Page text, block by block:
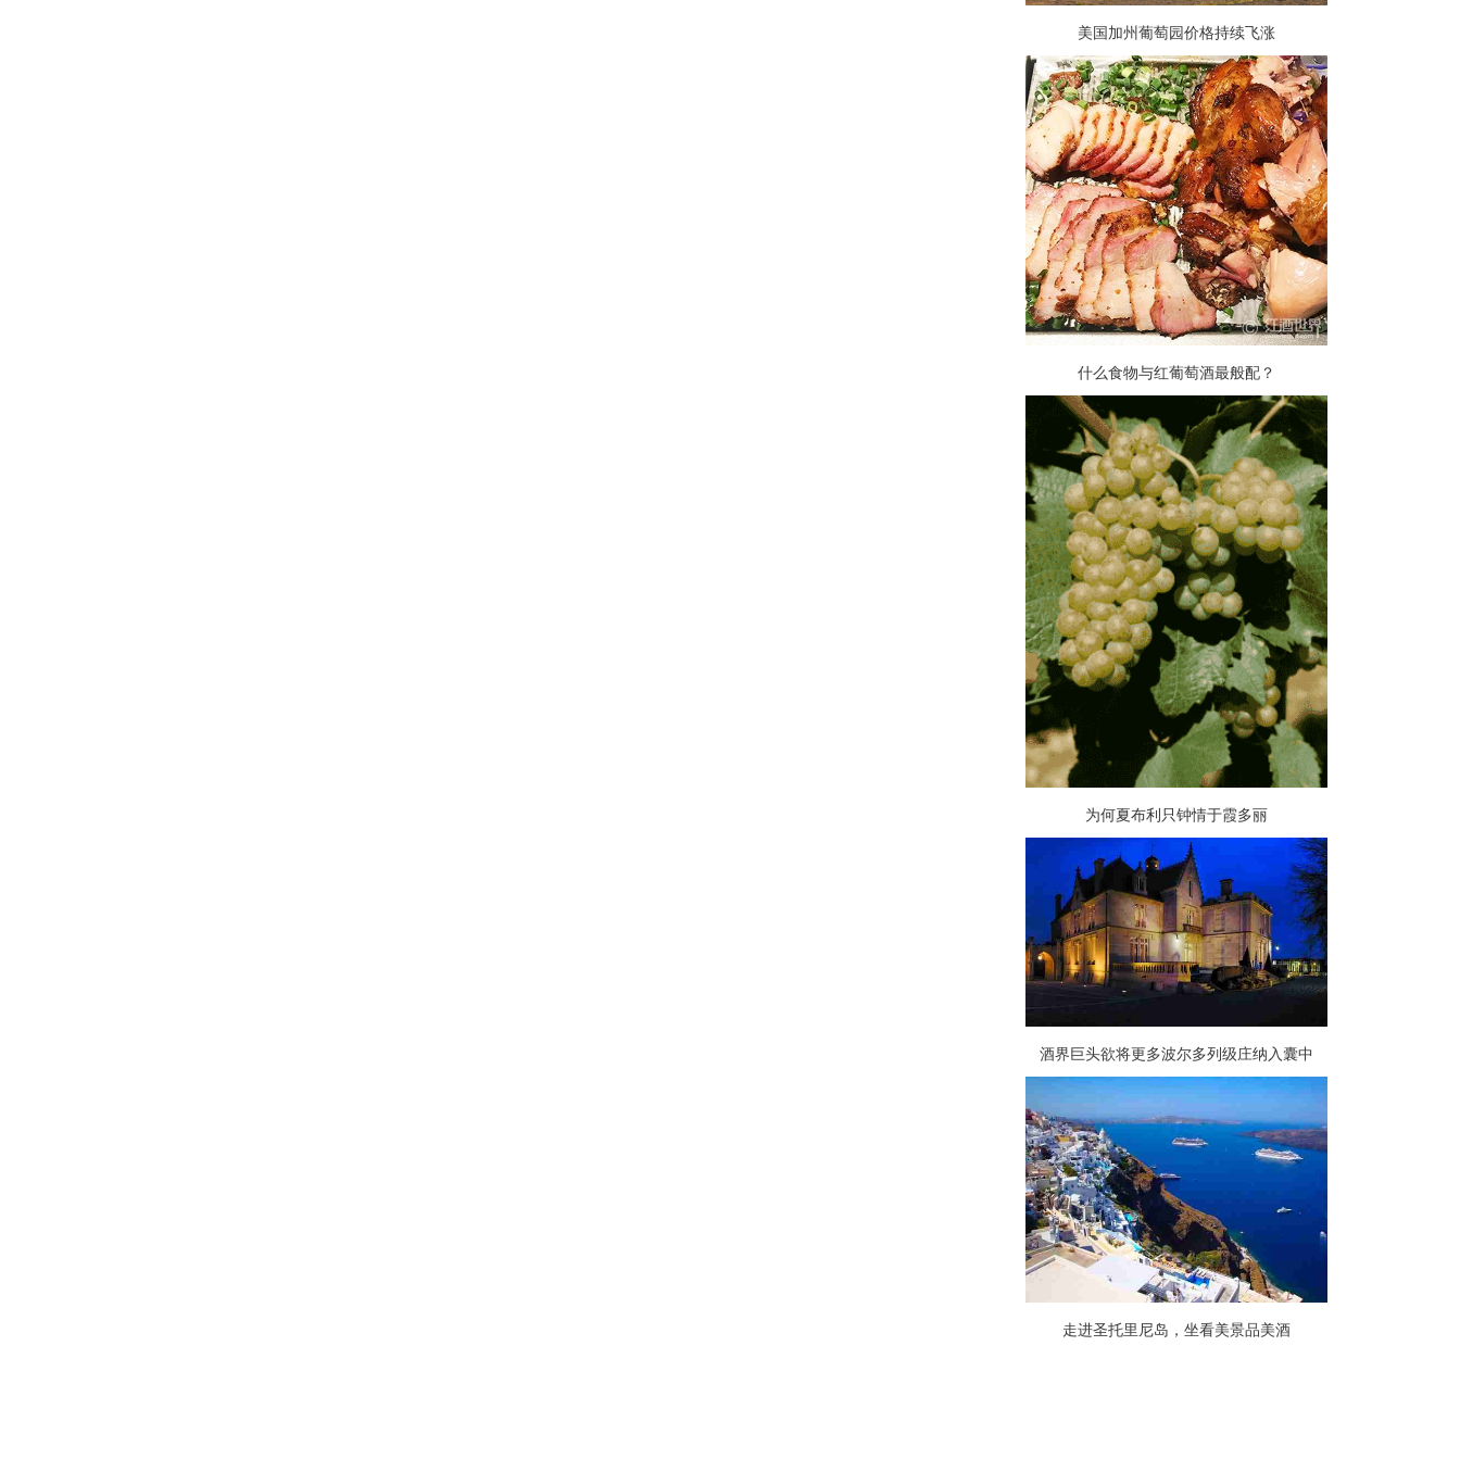
美国加州葡萄园价格持续飞涨
什么食物与红葡萄酒最般配？
为何夏布利只钟情于霞多丽
酒界巨头欲将更多波尔多列级庄纳入囊中
走进圣托里尼岛，坐看美景品美酒